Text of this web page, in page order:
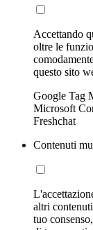
Accettando
oltre le
questo sito
Google Tag
Microsoft
Freshchat
Contenuti
altri
tuo